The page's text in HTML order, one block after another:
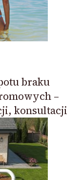
braku
–
konsultacji